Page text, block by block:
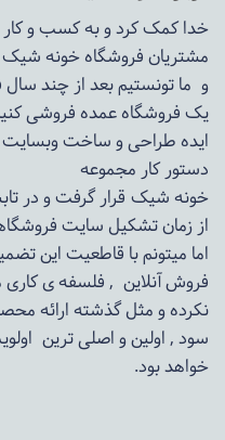
خدا کمک کرد و به کسب و کار
مشتریان فروشگاه خونه شیک
و ما تونستیم بعد از چند
یک فروشگاه عمده فروشی
دستور کار مجموعه
خونه شیک قرار گرفت و در تابستان 1400 به مرحله
از زمان تشکیل سایت
اما میتونم با قاطعیت این
فروش آنلاین , فلسفه ی
نکرده و مثل گذشته ارائه
سود , اولین و اصلی ترین
خواهد بود.